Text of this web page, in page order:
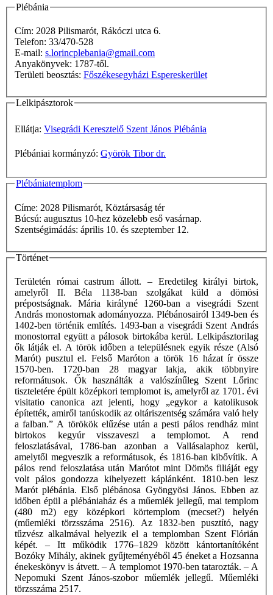
Plébánia
Cím: 2028 Pilismarót, Rákóczi utca 6.
Telefon: 33/470-528
E-mail: s.lorincplebania@gmail.com
Anyakönyvek: 1787-től.
Területi beosztás: Főszékesegyházi Espereskerület
Lelkipásztorok
Ellátja: Visegrádi Keresztelő Szent János Plébánia
Plébániai kormányzó: Györök Tibor dr.
Plébániatemplom
Címe: 2028 Pilismarót, Köztársaság tér
Búcsú: augusztus 10-hez közelebb eső vasárnap.
Szentségimádás: április 10. és szeptember 12.
Történet
Területén római castrum állott. – Eredetileg királyi birtok,
amelyről II. Béla 1138-ban szolgákat küld a dömösi
prépostságnak. Mária királyné 1260-ban a visegrádi Szent
András monostornak adományozza. Plébánosairól 1349-ben és
1402-ben történik említés. 1493-ban a visegrádi Szent András
monostorral együtt a pálosok birtokába kerül. Lelkipásztorilag
ők látják el. A török időben a településnek egyik része (Alsó
Marót) pusztul el. Felső Maróton a török 16 házat ír össze
1570-ben. 1720-ban 28 magyar lakja, akik többnyire
reformátusok. Ők használták a valószínűleg Szent Lőrinc
tiszteletére épült középkori templomot is, amelyről az 1701. évi
visitatio canonica azt jelenti, hogy „egykor a katolikusok
építették, amiről tanúskodik az oltáriszentség számára való hely
a falban.” A törökök elűzése után a pesti pálos rendház mint
birtokos kegyúr visszaveszi a templomot. A rend
feloszlatásával, 1786-ban azonban a Vallásalaphoz kerül,
amelytől megveszik a reformátusok, és 1816-ban kibővítik. A
pálos rend feloszlatása után Marótot mint Dömös filiáját egy
volt pálos gondozza kihelyezett káplánként. 1810-ben lesz
Marót plébánia. Első plébánosa Gyöngyösi János. Ebben az
időben épül a plébániaház és a műemlék jellegű, mai templom
(480 m2) egy középkori körtemplom (mecset?) helyén
(műemléki törzsszáma 2516). Az 1832-ben pusztító, nagy
tűzvész alkalmával helyezik el a templomban Szent Flórián
képét. – Itt működik 1776–1829 között kántortanítóként
Bozóky Mihály, akinek gyűjteményéből 45 éneket a Hozsanna
énekeskönyv is átvett. – A templomot 1970-ben tatarozták. – A
Nepomuki Szent János-szobor műemlék jellegű. Műemléki
törzsszáma 2517.